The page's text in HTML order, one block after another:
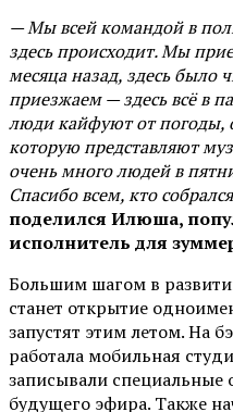
— Мы всей командой в
здесь происходит. Мы
месяца назад, здесь было
приезжаем — здесь всё в
люди кайфуют от погоды,
которую представляют
очень много людей в
Спасибо всем, кто
поделился Илюша,
исполнитель для
Большим шагом в
станет открытие
запустят этим летом. На
работала мобильная
записывали
будущего эфира. Также